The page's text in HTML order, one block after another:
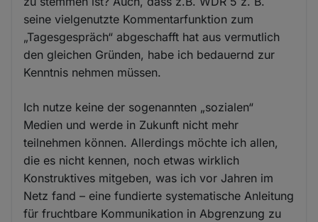
seine vielgenutzte Kommentarfunktion zum
„Tagesgespräch“ abgeschafft hat aus vermutlich
den gleichen Gründen, habe ich bedauernd zur
Kenntnis nehmen müssen.
Ich nutze keine der sogenannten „sozialen“
Medien und werde in Zukunft nicht mehr
teilnehmen können. Allerdings möchte ich allen,
die es nicht kennen, noch etwas wirklich
Konstruktives mitgeben, was ich vor Jahren im
Netz fand – eine fundierte systematische Anleitung
für fruchtbare Kommunikation in Abgrenzung zu